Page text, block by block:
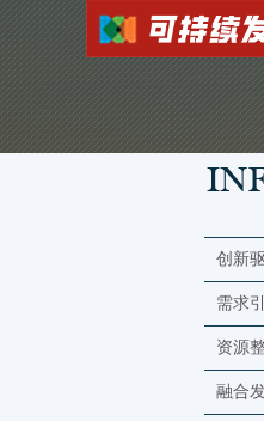
创新
需求
资源
融合